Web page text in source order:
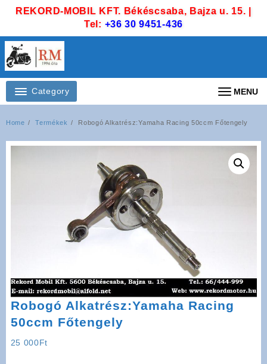
REKORD-MOBIL KFT. Békéscsaba, Bajza u. 15. |
Tel: +36 30 9451-436
Category MENU
Home Termékek Robogó Alkatrész:Yamaha Racing 50ccm Főtengely
Robogó Alkatrész:Yamaha Racing
50ccm Főtengely
25 000Ft